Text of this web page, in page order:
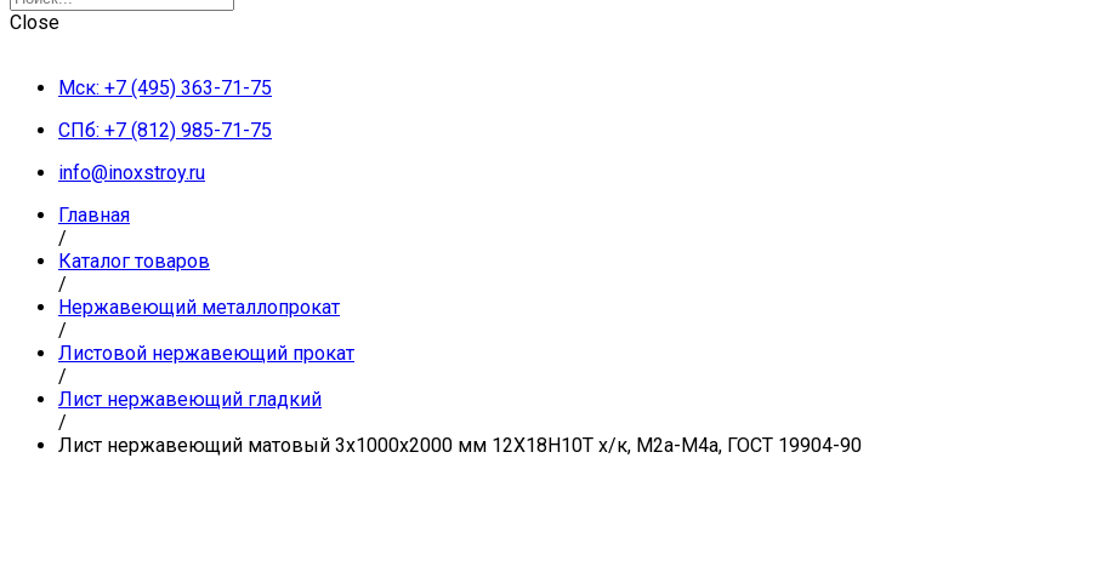
Close
Мск: +7 (495) 363-71-75
СПб: +7 (812) 985-71-75
info@inoxstroy.ru
Главная
/
Каталог товаров
/
Нержавеющий металлопрокат
/
Листовой нержавеющий прокат
/
Лист нержавеющий гладкий
/
Лист нержавеющий матовый 3х1000х2000 мм 12Х18Н10Т х/к, М2а-М4а, ГОСТ 19904-90